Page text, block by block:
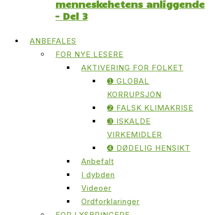
menneskehetens anliggende
– Del 3
ANBEFALES
FOR NYE LESERE
AKTIVERING FOR FOLKET
➊ GLOBAL
KORRUPSJON
➋ FALSK KLIMAKRISE
➌ ISKALDE
VIRKEMIDLER
➍ DØDELIG HENSIKT
Anbefalt
I dybden
Videoer
Ordforklaringer